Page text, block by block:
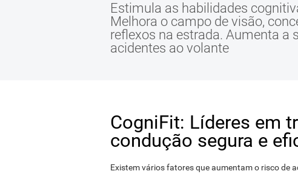
Estimula as habilidades
Melhora o campo de visão,
reflexos na estrada. Aumenta a
acidentes ao volante
CogniFit: Líderes em
condução segura e
Existem vários fatores que aumentam o risco de